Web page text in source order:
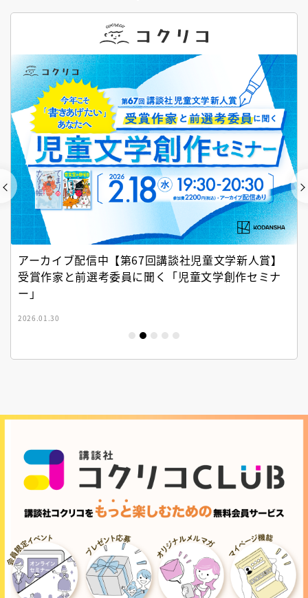
アーカイブ配信中【第67回講談社児童文学新人賞】
受賞作家と前選考委員に聞く「児童文学創作セミナ
ー」
2026.01.30